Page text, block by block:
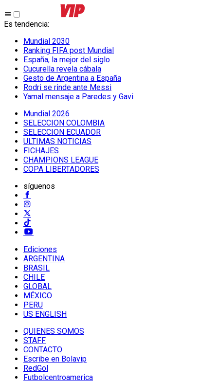
Es tendencia:
Mundial 2030
Ranking FIFA post Mundial
España, la mejor del siglo
Cucurella revela cábala
Gesto de Argentina a España
Rodri se rinde ante Messi
Yamal mensaje a Paredes y Gavi
Mundial 2026
SELECCION COLOMBIA
SELECCION ECUADOR
ULTIMAS NOTICIAS
FICHAJES
CHAMPIONS LEAGUE
COPA LIBERTADORES
síguenos
Ediciones
ARGENTINA
BRASIL
CHILE
GLOBAL
MÉXICO
PERU
US ENGLISH
QUIENES SOMOS
STAFF
CONTACTO
Escribe en Bolavip
RedGol
Futbolcentroamerica